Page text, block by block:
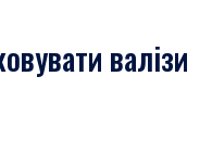
валізи